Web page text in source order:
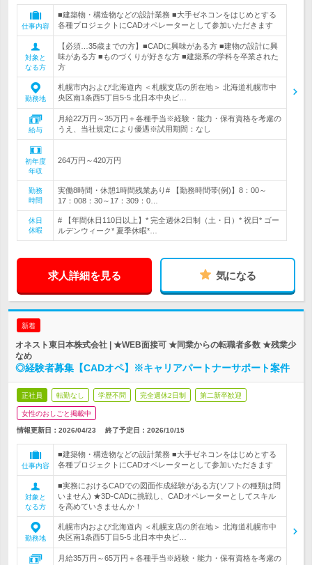
仕事内容
■建築物・構造物などの設計業務 ■大手ゼネコンをはじめとする
各種プロジェクトにCADオペレーターとして参加いただきます
対象と
なる方
【必須…35歳までの方】■CADに興味がある方 ■建物の設計に興
味がある方 ■ものづくりが好きな方 ■建築系の学科を卒業された
方
勤務地
札幌市内および北海道内 ＜札幌支店の所在地＞ 北海道札幌市中
央区南1条西5丁目5-5 北日本中央ビ…
給与
月給22万円～35万円＋各種手当※経験・能力・保有資格を考慮の
うえ、当社規定により優遇※試用期間：なし
初年度
年収
264万円～420万円
勤務
時間
実働8時間・休憩1時間残業あり# 【勤務時間帯(例)】8：00～
17：008：30～17：309：0…
休日
休暇
# 【年間休日110日以上】* 完全週休2日制（土・日）* 祝日* ゴー
ルデンウィーク* 夏季休暇*…
求人詳細を見る 気になる
新着
オネスト東日本株式会社 | ★WEB面接可 ★同業からの転職者多数 ★残業少
なめ
◎経験者募集【CADオペ】※キャリアパートナーサポート案件
正社員 転勤なし 学歴不問 完全週休2日制 第二新卒歓迎
女性のおしごと掲載中
情報更新日：2026/04/23 終了予定日： 2026/10/15
仕事内容
■建築物・構造物などの設計業務 ■大手ゼネコンをはじめとする
各種プロジェクトにCADオペレーターとして参加いただきます
対象と
なる方
■実務におけるCADでの図面作成経験がある方(ソフトの種類は問
いません) ★3D-CADに挑戦し、CADオペレーターとしてスキル
を高めていきませんか！
勤務地
札幌市内および北海道内 ＜札幌支店の所在地＞ 北海道札幌市中
央区南1条西5丁目5-5 北日本中央ビ…
月給35万円～65万円＋各種手当※経験・能力・保有資格を考慮の